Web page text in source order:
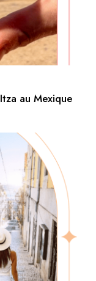
au Mexique